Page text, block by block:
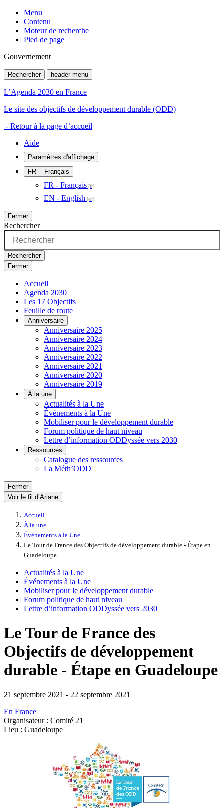
Menu
Contenu
Moteur de recherche
Pied de page
Gouvernement
Rechercher header menu
L’Agenda 2030 en France
Le site des objectifs de développement durable (ODD)
- Retour à la page d’accueil
Aide
Paramètres d'affichage
FR - Français
FR - Français
EN - English
Fermer
Rechercher
Rechercher
Fermer
Accueil
Agenda 2030
Les 17 Objectifs
Feuille de route
Anniversaire
Anniversaire 2025
Anniversaire 2024
Anniversaire 2023
Anniversaire 2022
Anniversaire 2021
Anniversaire 2020
Anniversaire 2019
À la une
Actualités à la Une
Événements à la Une
Mobiliser pour le développement durable
Forum politique de haut niveau
Lettre d’information ODDyssée vers 2030
Ressources
Catalogue des ressources
La Méth’ODD
Fermer
Voir le fil d’Ariane
Accueil
À la une
Événements à la Une
Le Tour de France des Objectifs de développement durable - Étape en
Guadeloupe
Actualités à la Une
Événements à la Une
Mobiliser pour le développement durable
Forum politique de haut niveau
Lettre d’information ODDyssée vers 2030
Le Tour de France des
Objectifs de développement
durable - Étape en Guadeloupe
21 septembre 2021 - 22 septembre 2021
En France
Organisateur : Comité 21
Lieu : Guadeloupe